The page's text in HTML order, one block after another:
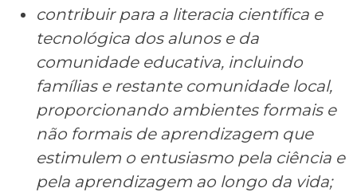
contribuir para a literacia científica e
tecnológica dos alunos e da
comunidade educativa, incluindo
famílias e restante comunidade local,
proporcionando ambientes formais e
não formais de aprendizagem que
estimulem o entusiasmo pela ciência e
pela aprendizagem ao longo da vida;